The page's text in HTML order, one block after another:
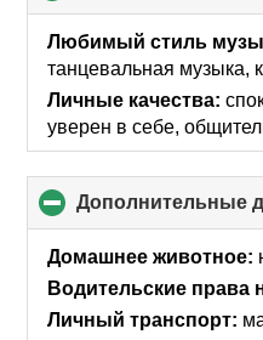
Любимый стиль
танцевальная музыка,
Личные качества:
уверен в себе,
Дополнительные
Домашнее животное:
Водительские права
Личный транспорт: